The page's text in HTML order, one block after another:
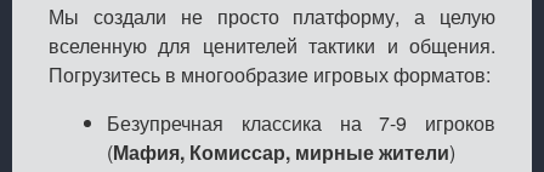
Мы создали не просто платформу, а целую
вселенную для ценителей тактики и общения.
Погрузитесь в многообразие игровых форматов:
Безупречная классика на 7-9 игроков
(Мафия, Комиссар, мирные жители)